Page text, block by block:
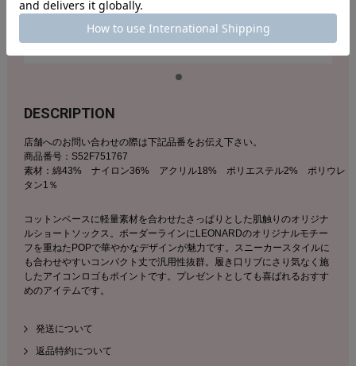
DESCRIPTION
店舗へのお問い合わせの際は下記品番をお伝え下さい。
商品番号：S52F751767
素材：綿43% ナイロン36% アクリル18% ポリエステル2% ポリウレ
タン1％
コットンベースに軽量素材を合わせたさっぱりとした肌触りのオリジナ
ルショートソックス。ボーダーラインにLEONARDのオリジナルモチー
フを重ねたPOPで華やかなデザインが魅力です。スニーカースタイルに
も合わせやすいコンパクト丈で汎用性抜群。履き口リブにさり気なく施
したアイコンロゴもポイントです。プレゼントとしても喜ばれるおすす
めのアイテムです。
発送について
返品特約について